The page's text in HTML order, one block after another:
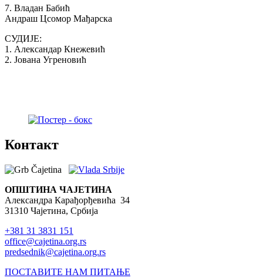
Поставите нам питање
Запослени у Општинској управи
Поставите питање
Претражи
Search form
Претражи
7. Владан Бабић
Андраш Цсомор Мађарска
СУДИЈЕ:
1. Александар Кнежевић
2. Јована Угреновић
Контакт
ОПШТИНА ЧАЈЕТИНА
Александра Карађорђевића 34
31310 Чајетина, Србија
+381 31 3831 151
office@cajetina.org.rs
predsednik@cajetina.org.rs
ПОСТАВИТЕ НАМ ПИТАЊЕ